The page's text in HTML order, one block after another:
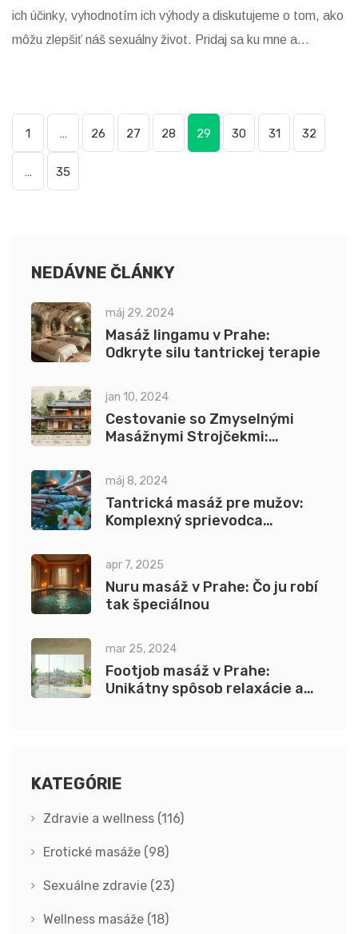
ich účinky, vyhodnotím ich výhody a diskutujeme o tom, ako
môžu zlepšiť náš sexuálny život. Pridaj sa ku mne a
1 … 26 27 28 29 30 31 32
… 35
NEDÁVNE ČLÁNKY
máj 29, 2024
Masáž lingamu v Prahe:
Odkryte silu tantrickej terapie
jan 10, 2024
Cestovanie so Zmyselnými
Masážnymi Strojčekmi:
Cestách
máj 8, 2024
Tantrická masáž pre mužov:
Komplexný sprievodca
apr 7, 2025
Nuru masáž v Prahe: Čo ju robí
tak špeciálnou
mar 25, 2024
Footjob masáž v Prahe:
Unikátny spôsob relaxácie a
KATEGÓRIE
Zdravie a wellness (116)
Erotické masáže (98)
Sexuálne zdravie (23)
Wellness masáže (18)